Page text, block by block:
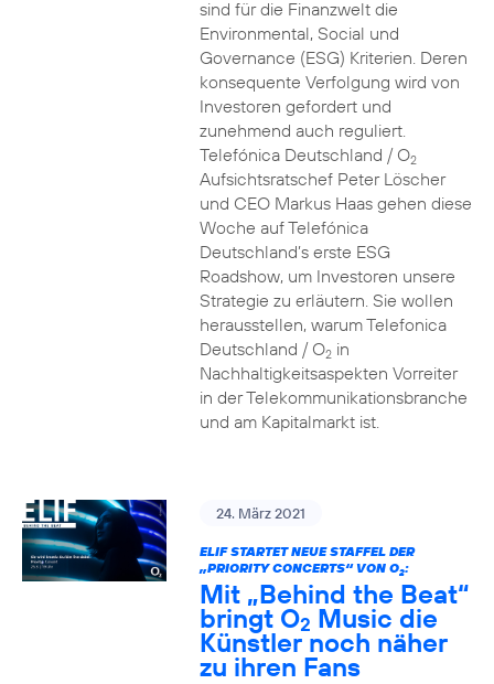
sind für die Finanzwelt die
Environmental, Social und
Governance (ESG) Kriterien. Deren
konsequente Verfolgung wird von
Investoren gefordert und
zunehmend auch reguliert.
Telefónica Deutschland / O2
Aufsichtsratschef Peter Löscher
und CEO Markus Haas gehen diese
Woche auf Telefónica
Deutschland’s erste ESG
Roadshow, um Investoren unsere
Strategie zu erläutern. Sie wollen
herausstellen, warum Telefonica
Deutschland / O2in
Nachhaltigkeitsaspekten Vorreiter
in der Telekommunikationsbranche
und am Kapitalmarkt ist.
24. März 2021
ELIF STARTET NEUE STAFFEL DER
„PRIORITY CONCERTS“ VON O2:
Mit „Behind the Beat“
bringt O2 Music die
Künstler noch näher
zu ihren Fans